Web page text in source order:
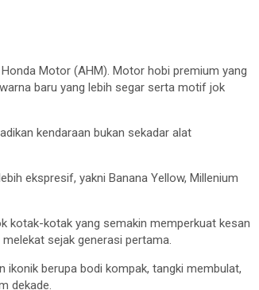
Motor (AHM). Motor hobi premium yang
baru yang lebih segar serta motif jok
kendaraan bukan sekadar alat
ekspresif, yakni Banana Yellow, Millenium
kotak-kotak yang semakin memperkuat kesan
sejak generasi pertama.
berupa bodi kompak, tangki membulat,
dekade.